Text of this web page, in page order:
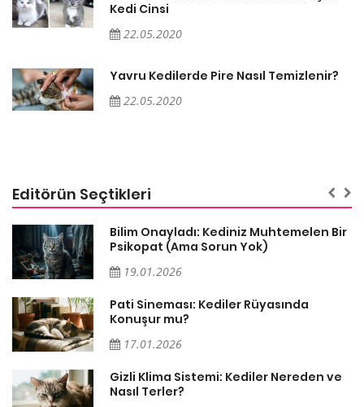
Kedi Cinsi
22.05.2020
Yavru Kedilerde Pire Nasıl Temizlenir?
22.05.2020
Editörün Seçtikleri
Bilim Onayladı: Kediniz Muhtemelen Bir
Psikopat (Ama Sorun Yok)
19.01.2026
Pati Sineması: Kediler Rüyasında
Konuşur mu?
17.01.2026
Gizli Klima Sistemi: Kediler Nereden ve
Nasıl Terler?